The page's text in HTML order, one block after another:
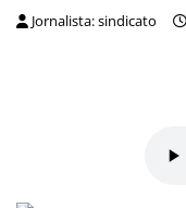
Jornalista: sindicato